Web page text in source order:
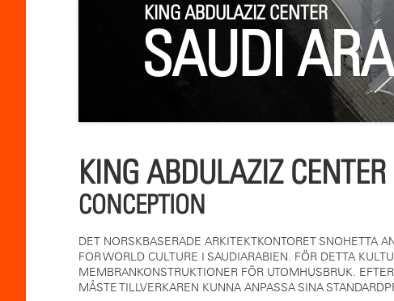
KING ABDULAZIZ CENTER
SAUDI
KING ABDULAZIZ
CONCEPTION
DET NORSKBASERADE ARKITEKTKONTORET SNOHETTA
FOR WORLD CULTURE I SAUDIARABIEN. FÖR DETTA
MEMBRANKONSTRUKTIONER FÖR UTOMHUSBRUK.
MÅSTE TILLVERKAREN KUNNA ANPASSA SINA